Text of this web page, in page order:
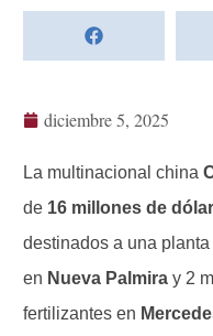
diciembre 5, 2025
La multinacional china
de 16 millones de
destinados a una
en Nueva Palmira y 2
fertilizantes en